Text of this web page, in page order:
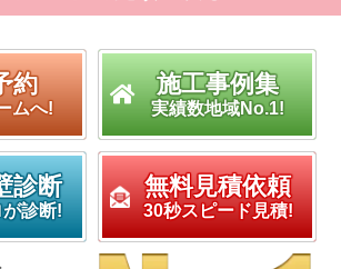
約
ムへ!
施工事例集
実績数地域No.1!
診断
診断!
無料見積依頼
30秒スピード見積!